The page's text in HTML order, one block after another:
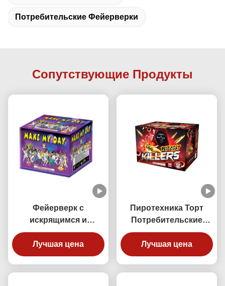
Потребительские Фейерверки
Сопутствующие Продукты
Фейерверк с
искрящимся и
безопасным пирогом
для потребителей 24
выстрела 500 г для
Лучшая цена
Пиротехника Торт
Потребительские
фейерверки 30
выстрелов Убийца
красного халата 500G
Лучшая цена